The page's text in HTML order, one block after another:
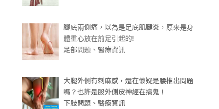
腳底兩側痛，以為是足底肌腱炎，原來是身
體重心放在前足引起的!
足部問題、醫療資訊
大腿外側有刺麻感，還在懷疑是腰椎出問題
嗎？也許是股外側皮神經在搞鬼！
下肢問題、醫療資訊